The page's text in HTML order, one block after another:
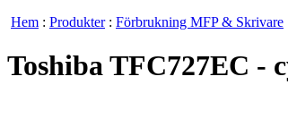
Hem : Produkter: Förbrukning MFP & Skrivare
Toshiba TFC727EC -